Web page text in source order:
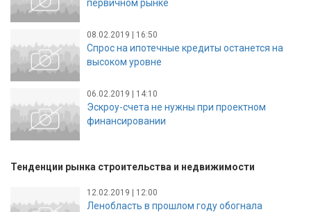
первичном рынке
08.02.2019 | 16:50
Спрос на ипотечные кредиты останется на
высоком уровне
06.02.2019 | 14:10
Эскроу-счета не нужны при проектном
финансировании
Тенденции рынка строительства и недвижимости
12.02.2019 | 12:00
Ленобласть в прошлом году обогнала